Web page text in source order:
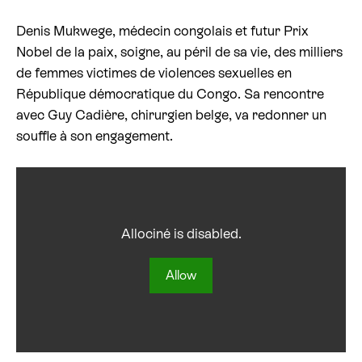
Billetterie cinéma
Rechercher
Denis Mukwege, médecin congolais et futur Prix
Nobel de la paix, soigne, au péril de sa vie, des milliers
de femmes victimes de violences sexuelles en
République démocratique du Congo. Sa rencontre
avec Guy Cadière, chirurgien belge, va redonner un
souffle à son engagement.
Allociné is disabled.
Allow